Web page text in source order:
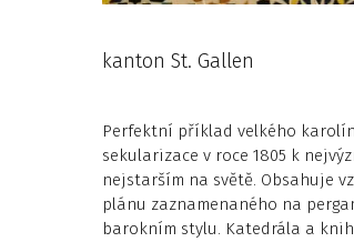
kanton St. Gallen
Perfektní příklad velkého
sekularizace v roce 1805 k
nejstarším na světě. Obsahuje
plánu zaznamenaného na
barokním stylu. Katedrála a